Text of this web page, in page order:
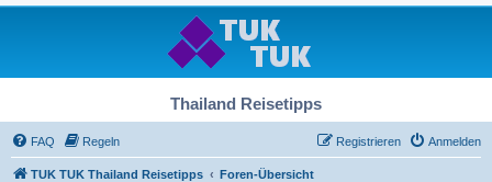
Thailand Reisetipps
FAQ Regeln Anmelden
Registrieren
TUK TUK Thailand Reisetipps Foren-Übersicht